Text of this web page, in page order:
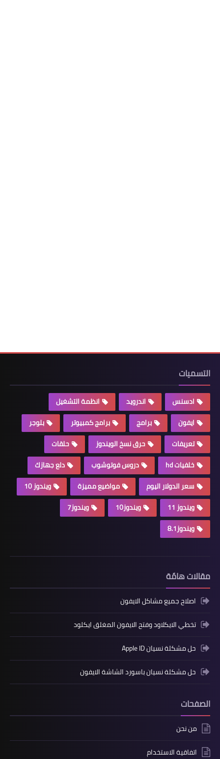
التسميات
ادسنس اندرويد
انظمة التشغيل
ايفون
برامج برامج كمبيوتر
بلوجر
تعريفات
حرق نسخ الويندوز
حلقات
خلفيات hd
دروس فوتوشوب
دلع جهازك
سعر الدولار اليوم
مواضيع مميزة
ويندوز 10
ويندوز 11
ويندوز10
ويندوز7
ويندوز8.1
مقالات هامّة
اصلاح جميع مشاكل الايفون
تخطي الايكلاود وفتح الايفون المغلق ايكلود
حل مشكلة نسيان Apple ID
حل مشكلة نسيان باسورد الشاشة الايفون
الصفحات
من نحن
اتفاقية الاستخدام